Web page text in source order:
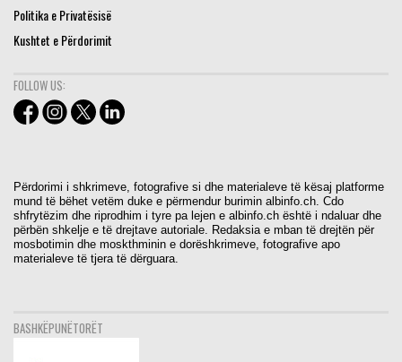
Politika e Privatësisë
Kushtet e Përdorimit
FOLLOW US:
Përdorimi i shkrimeve, fotografive si dhe materialeve të kësaj platforme
mund të bëhet vetëm duke e përmendur burimin albinfo.ch. Cdo
shfrytëzim dhe riprodhim i tyre pa lejen e albinfo.ch është i ndaluar dhe
përbën shkelje e të drejtave autoriale. Redaksia e mban të drejtën për
mosbotimin dhe moskthminin e dorëshkrimeve, fotografive apo
materialeve të tjera të dërguara.
BASHKËPUNËTORËT